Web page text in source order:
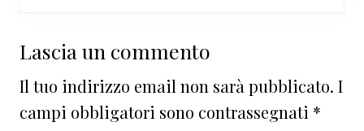
Interazioni
del
lettore
Lascia un commento
Il tuo indirizzo email non sarà pubblicato. I
campi obbligatori sono contrassegnati *